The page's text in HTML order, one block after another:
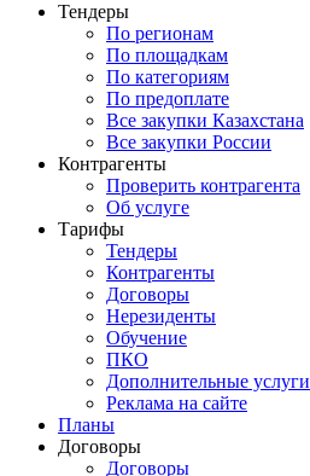
Тендеры
По регионам
По площадкам
По категориям
По предоплате
Все закупки Казахстана
Все закупки России
Контрагенты
Проверить контрагента
Об услуге
Тарифы
Тендеры
Контрагенты
Договоры
Нерезиденты
Обучение
ПКО
Дополнительные услуги
Реклама на сайте
Планы
Договоры
Договоры